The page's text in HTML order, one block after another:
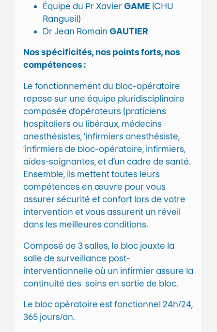
Équipe du Pr XavierGAME (CHU
Rangueil)
Dr Jean Romain GAUTIER
Nos spécificités, nos points forts, nos
compétences :
Le fonctionnement du bloc-opératoire
repose sur une équipe pluridisciplinaire
composée d’opérateurs (praticiens
hospitaliers ou libéraux, médecins
anesthésistes, ’infirmiers anesthésiste,
’infirmiers de bloc-opératoire, infirmiers,
aides-soignantes, et d’un cadre de santé.
Ensemble, ils mettent toutes leurs
compétences en œuvre pour vous
assurer sécurité et confort lors de votre
intervention et vous assurent un réveil
dans les meilleures conditions.
Composé de 3 salles, le bloc jouxte la
salle de surveillance post-
interventionnelle où un infirmier assure la
continuité des soins en sortie de bloc.
Le bloc opératoire est fonctionnel 24h/24,
365 jours/an.